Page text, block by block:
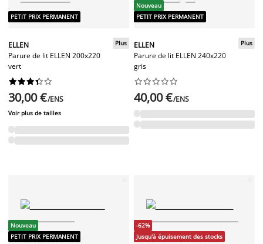
PETIT PRIX PERMANENT
ELLEN
Parure de lit ELLEN 200x220
vert
Plus






30,00 €/ENS
Voir plus de tailles
Nouveau
PETIT PRIX PERMANENT
ELLEN
Parure de lit ELLEN 240x220
gris
Plus






40,00 €/ENS
Nouveau
PETIT PRIX PERMANENT
-62%
Jusqu'à épuisement des stocks